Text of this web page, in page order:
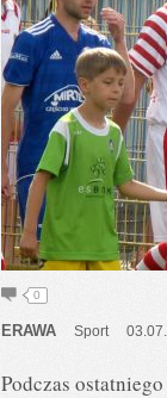
0
ERAWA Sport
Podczas